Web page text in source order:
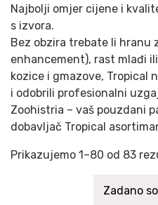
Najbolji omjer cijene i
s izvora.
Bez obzira trebate li hranu
enhancement), rast mlađi
kozice i gmazove, Tropical
i odobrili profesionalni
Zoohistria – vaš pouzdani
dobavljač Tropical
Prikazujemo 1–80 od 83